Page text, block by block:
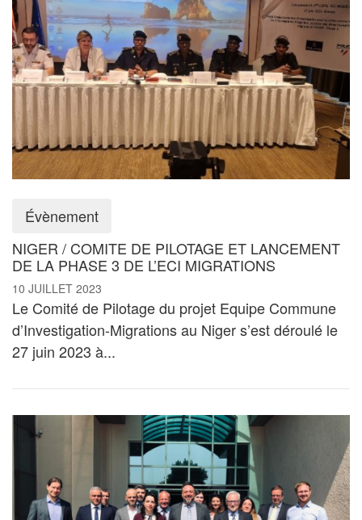
Évènement
NIGER / COMITE DE PILOTAGE ET LANCEMENT
DE LA PHASE 3 DE L’ECI MIGRATIONS
10 JUILLET 2023
Le Comité de Pilotage du projet Equipe Commune
d’Investigation-Migrations au Niger s’est déroulé le
27 juin 2023 à...